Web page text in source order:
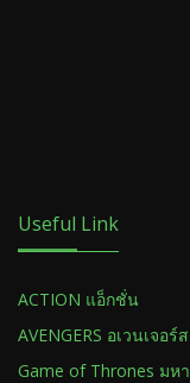
Useful Link
ACTION แอ็กชั่น
AVENGERS อเวนเจอร์ส
Game of Thrones มห